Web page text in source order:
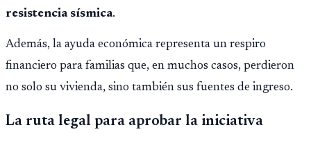
resistencia sísmica.
Además, la ayuda económica representa un respiro
financiero para familias que, en muchos casos, perdieron
no solo su vivienda, sino también sus fuentes de ingreso.
La ruta legal para aprobar la iniciativa